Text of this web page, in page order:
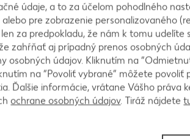
maslo, med, vajíčko a mlieko.
pečiva, cukor a kokos.
minút. Cesto necháme
hodín odstáť, aby sa obe polovice
džem s vodou, kocky rýchlo
údaje, a to za účelom pohodlného
pre zobrazenie personalizovaného
za predpokladu, že nám k tomu
zahŕňať aj prípadný prenos osobných
osobných údajov. Kliknutím na
na “Povoliť vybrané” môžete povoliť
Ďalšie informácie, vrátane Vášho práva
ochrane osobných údajov. Tiráž nájdete